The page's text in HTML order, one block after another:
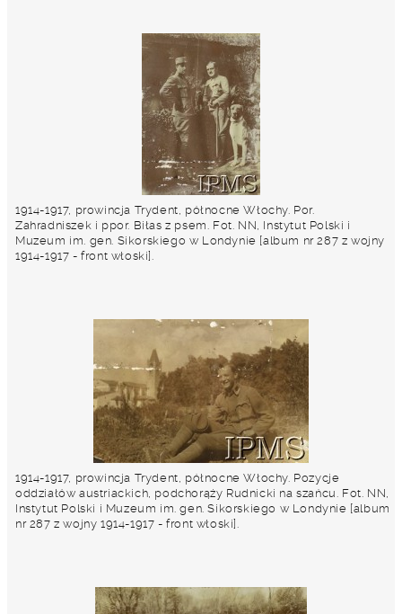
1914-1917, prowincja Trydent, północne Włochy. Por.
Zahradniszek i ppor. Biłas z psem. Fot. NN, Instytut Polski i
Muzeum im. gen. Sikorskiego w Londynie [album nr 287 z wojny
1914-1917 - front włoski].
1914-1917, prowincja Trydent, północne Włochy. Pozycje
oddziałów austriackich, podchorąży Rudnicki na szańcu. Fot. NN,
Instytut Polski i Muzeum im. gen. Sikorskiego w Londynie [album
nr 287 z wojny 1914-1917 - front włoski].